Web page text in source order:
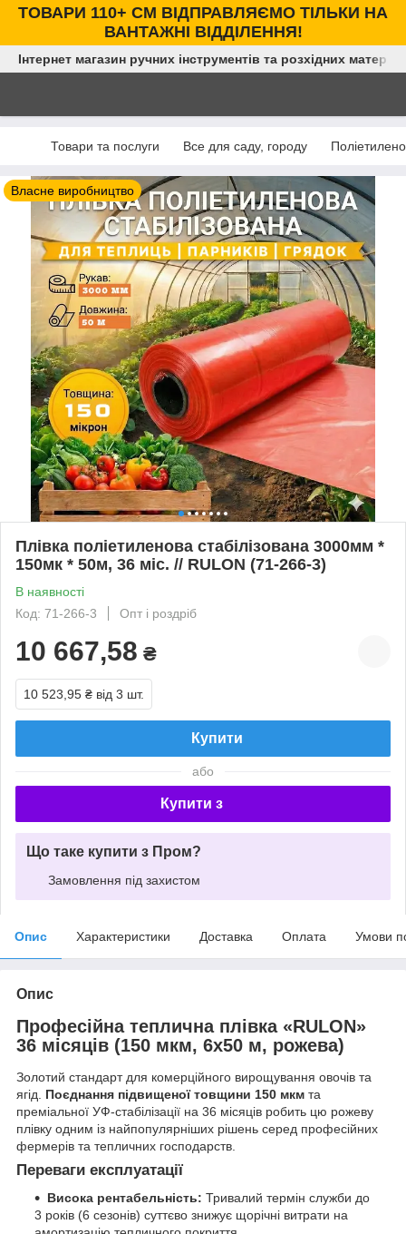
ТОВАРИ 110+ СМ ВІДПРАВЛЯЄМО ТІЛЬКИ НА
ВАНТАЖНІ ВІДДІЛЕННЯ!
Інтернет магазин ручних інструментів та розхідних
Товари та послуги Все для саду, городу
Власне виробництво
Плівка поліетиленова стабілізована 3000мм *
150мк * 50м, 36 міс. // RULON (71-266-3)
В наявності
Код: 71-266-3
Опт і роздріб
10 667,58 ₴
10 523,95 ₴ від 3 шт.
Купити
або
Купити з
Що таке купити з Пром?
Замовлення під захистом
Опис Характеристики Доставка Оплата Умови
Опис
Професійна теплична плівка «RULON»
36 місяців (150 мкм, 6х50 м, рожева)
Золотий стандарт для комерційного вирощування овочів та
ягід. Поєднання підвищеної товщини 150 мкм та
преміальної УФ-стабілізації на 36 місяців робить цю рожеву
плівку одним із найпопулярніших рішень серед професійних
фермерів та тепличних господарств.
Переваги експлуатації
Висока рентабельність: Тривалий термін служби до
3 років (6 сезонів) суттєво знижує щорічні витрати на